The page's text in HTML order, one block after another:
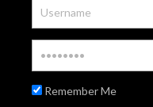
Remember Me